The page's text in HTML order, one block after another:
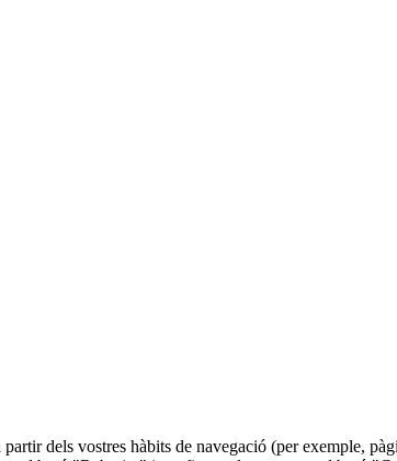
dels vostres hàbits de navegació (per exemple,